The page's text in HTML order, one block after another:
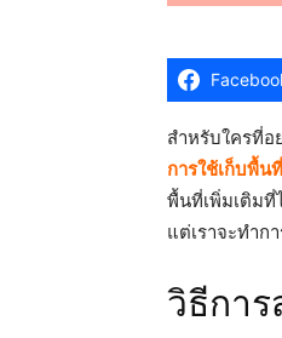
สำหรับใครที่อ
การใช้เก็บพื้น
พื้นที่เพิ่มเติมที่
แต่เราจะทำก
วิธีการ